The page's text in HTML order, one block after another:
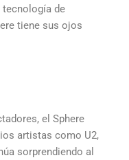
tecnología de
tiene sus ojos
el Sphere
artistas como U2,
sorprendiendo al